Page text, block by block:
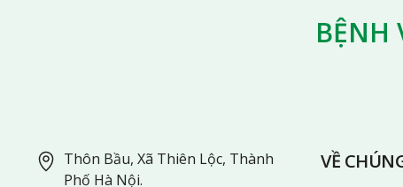
BỆNH
Thôn Bầu, Xã Thiên Lộc, Thành
Phố Hà Nội.
VỀ